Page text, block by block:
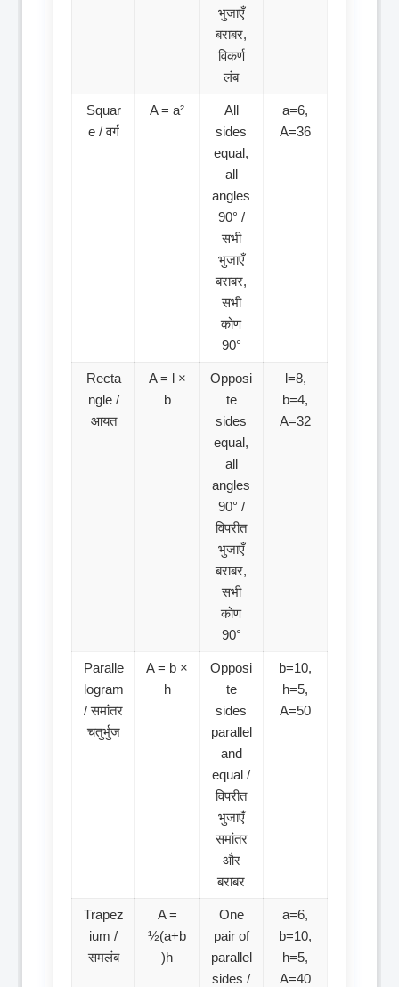
भुजाएँ
बराबर,
विकर्ण
लंब
Squar
e / वर्ग
A = a²
All
sides
equal,
all
angles
90° /
सभी
भुजाएँ
बराबर,
सभी
कोण
90°
a=6,
A=36
Recta
ngle /
आयत
A = l ×
b
Opposi
te
sides
equal,
all
angles
90° /
विपरीत
भुजाएँ
बराबर,
सभी
कोण
90°
l=8,
b=4,
A=32
Paralle
logram
/ समांतर
चतुर्भुज
A = b ×
h
Opposi
te
sides
parallel
and
equal /
विपरीत
भुजाएँ
समांतर
और
बराबर
b=10,
h=5,
A=50
Trapez
ium /
समलंब
A =
½(a+b
)h
One
pair of
parallel
sides /
a=6,
b=10,
h=5,
A=40